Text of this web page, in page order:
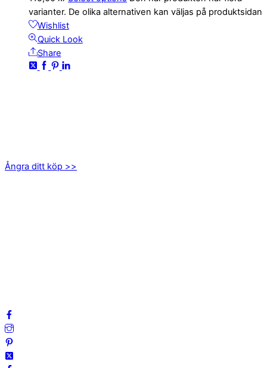
varianter. De olika alternativen kan väljas på produktsidan
Wishlist
Quick Look
Share
Ångra ditt köp >>